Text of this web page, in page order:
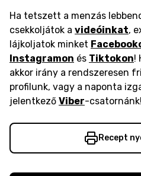
Ha tetszett a menzás
csekkoljátok a videóinkat,
lájkoljatok minket
Instagramon és Tiktokon!
akkor irány a rendszeresen
profilunk, vagy a naponta
jelentkező Viber-csatornánk!
Recept